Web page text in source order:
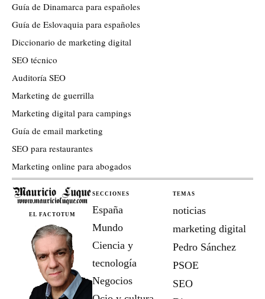
Guía de Dinamarca para españoles
Guía de Eslovaquia para españoles
Diccionario de marketing digital
SEO técnico
Auditoría SEO
Marketing de guerrilla
Marketing digital para campings
Guía de email marketing
SEO para restaurantes
Marketing online para abogados
EL FACTOTUM
SECCIONES
España
Mundo
Ciencia y
tecnología
Negocios
TEMAS
noticias
marketing digital
Pedro Sánchez
PSOE
SEO